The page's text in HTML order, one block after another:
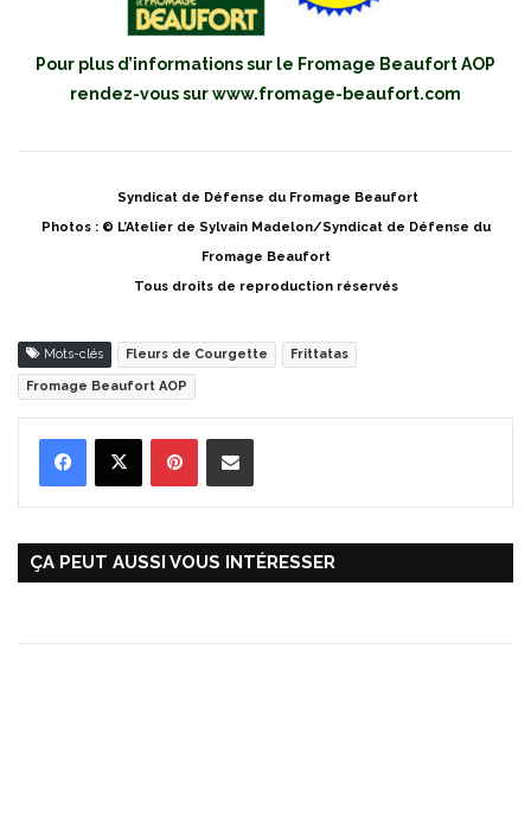
Pour plus d’informations sur le Fromage Beaufort AOP
rendez-vous surwww.fromage-beaufort.com
Syndicat de Défense du Fromage Beaufort
Photos : © L’Atelier de Sylvain Madelon/Syndicat de Défense du
Fromage Beaufort
Tous droits de reproduction réservés
Mots-clés Fleurs de Courgette Frittatas
Fromage Beaufort AOP
ÇA PEUT AUSSI VOUS INTÉRESSER